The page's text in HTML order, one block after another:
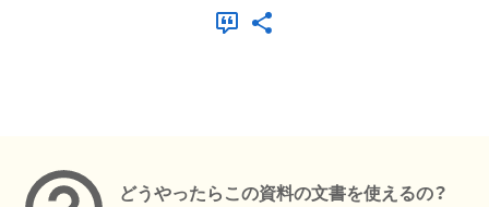
どうやったらこの資料の文書を使えるの？